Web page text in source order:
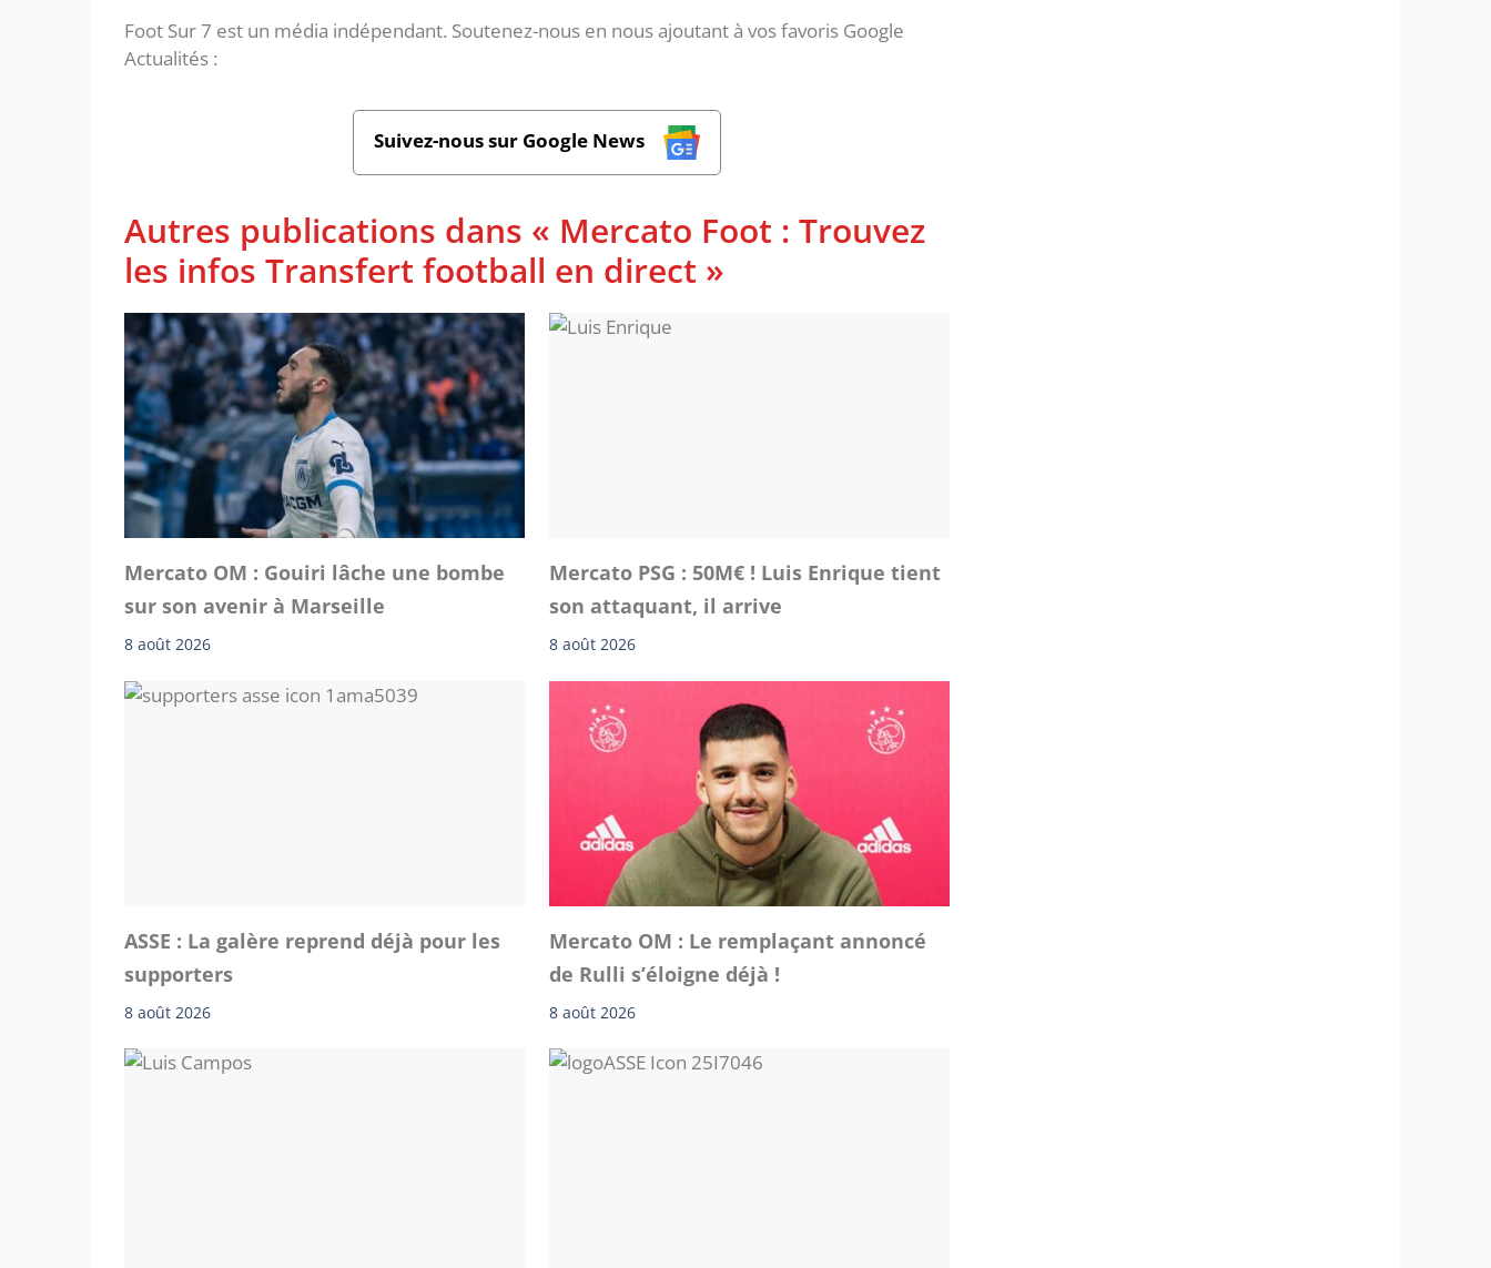
Foot Sur 7 est un média indépendant. Soutenez-nous en nous ajoutant à vos favoris Google
Actualités :
Suivez-nous sur Google News
Autres publications dans « Mercato Foot : Trouvez
les infos Transfert football en direct »
Mercato OM : Gouiri lâche une bombe
sur son avenir à Marseille
8 août 2026
Mercato PSG : 50M€ ! Luis Enrique tient
son attaquant, il arrive
8 août 2026
ASSE : La galère reprend déjà pour les
supporters
8 août 2026
Mercato OM : Le remplaçant annoncé
de Rulli s’éloigne déjà !
8 août 2026